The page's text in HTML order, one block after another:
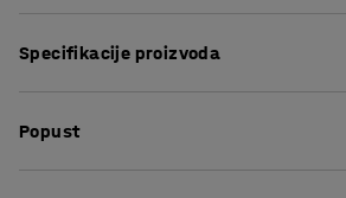
kada trebate lako dostupno i
perforirana stupa na stražnjoj strani
Specifikacije proizvoda
Boja: Siva
Popust